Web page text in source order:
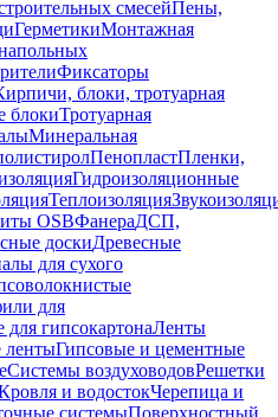
смесейПены,
ГерметикиМонтажная
Фиксаторы
блоки, тротуарная
блокиТротуарная
Минеральная
ПенопластПленки,
Гидроизоляционные
Теплоизоляция
OSBФанераДСП,
доскиДревесные
для сухого
для
гипсокартонаЛенты
лентыГипсовые и цементные
Системы воздуховодовРешетки
и водостокЧерепица и
системыПоверхностный